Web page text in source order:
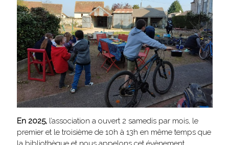
En 2025, l’association a ouvert 2 samedis par mois, le
premier et le troisième de 10h à 13h en même temps que